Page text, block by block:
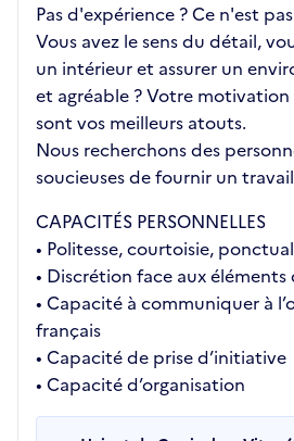
Pas d'expérience ? Ce n'est
Vous avez le sens du détail,
un intérieur et assurer un
et agréable ? Votre
sont vos meilleurs atouts.
Nous recherchons des
soucieuses de fournir un
CAPACITÉS PERSONNELLES
• Politesse, courtoisie,
• Discrétion face aux
• Capacité à communiquer à
français
• Capacité de prise d’initiative
• Capacité d’organisation